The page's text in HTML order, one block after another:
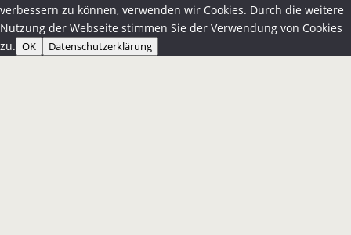
verbessern zu können, verwenden wir Cookies. Durch die weitere
Nutzung der Webseite stimmen Sie der Verwendung von Cookies
zu. OK Datenschutzerklärung